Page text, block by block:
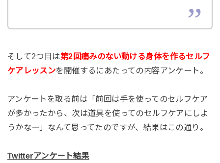
そして2つ目は第2 回痛みのない動ける身体を作るセルフ
ケアレッスンを開催するにあたっての内容アンケート。
アンケートを取る前は「前回は手を使ってのセルフケア
が多かったから、次は道具を使ってのセルフケアにしよ
うかなー」なんて思ってたのですが、結果はこの通り。
Twitterアンケート結果